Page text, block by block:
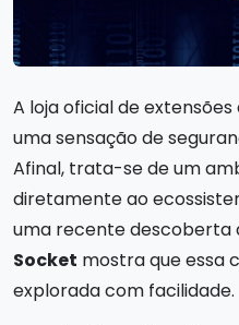
A loja oficial de
uma sensação de
Afinal, trata-se de um
diretamente ao
uma recente descoberta
Socket mostra que essa
explorada com facilidade.